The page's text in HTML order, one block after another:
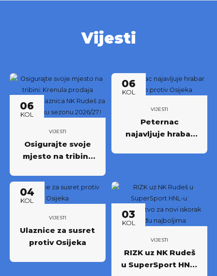
Vijesti
06
KOL
VIJESTI
Osigurajte svoje
mjesto na tribini:
godišnjih ulaznica
NK Rudeš za
prvoligašku
sezonu 2026/27.!
06
KOL
VIJESTI
Peternac
najavljuje hrabar
04
KOL
VIJESTI
Ulaznice za susret
protiv Osijeka
03
KOL
VIJESTI
RIZK uz NK Rudeš
u SuperSport HNL-